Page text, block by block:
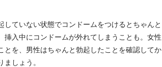
していない状態でコンドームをつけるとちゃんと
挿入中にコンドームが外れてしまうことも。女性
とを、男性はちゃんと勃起したことを確認してか
ましょう。